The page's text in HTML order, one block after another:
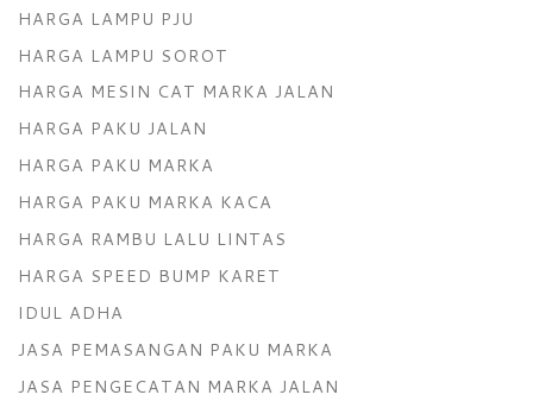
HARGA LAMPU PJU
HARGA LAMPU SOROT
HARGA MESIN CAT MARKA JALAN
HARGA PAKU JALAN
HARGA PAKU MARKA
HARGA PAKU MARKA KACA
HARGA RAMBU LALU LINTAS
HARGA SPEED BUMP KARET
IDUL ADHA
JASA PEMASANGAN PAKU MARKA
JASA PENGECATAN MARKA JALAN